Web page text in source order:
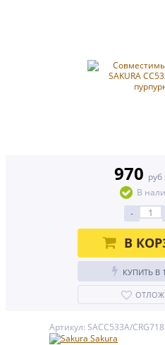
970
В
-
В
КУПИТЬ В
Артикул: SACC533A/
Sakura